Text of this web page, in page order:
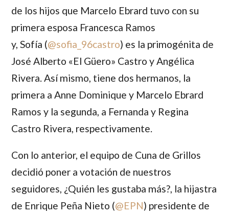
de los hijos que Marcelo Ebrard tuvo con su
primera esposa Francesca Ramos
y,Sofía (@sofia_96castro) es la primogénita de
José Alberto «El Güero» Castro y Angélica
Rivera. Así mismo, tiene dos hermanos, la
primera aAnne Dominique y Marcelo Ebrard
Ramos y la segunda, a Fernanda y Regina
Castro Rivera, respectivamente.
Con lo anterior, el equipo de Cuna de Grillos
decidió poner a votación de nuestros
seguidores, ¿Quién les gustaba más?, la hijastra
de Enrique Peña Nieto (@EPN) presidente de